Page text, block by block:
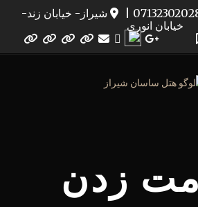
شیراز- خیابان زند-
خیابان انوری
زدن